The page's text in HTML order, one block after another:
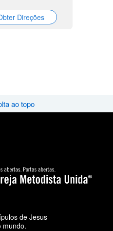
Direções
ao topo
de Jesus
mundo.